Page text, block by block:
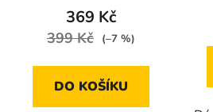
369 Kč
399 Kč (–7 %)
DO KOŠÍKU